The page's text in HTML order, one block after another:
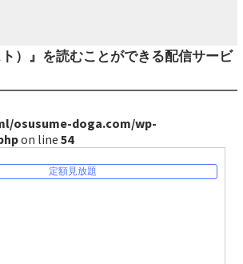
）』を読むことができる配信サービ
osusume-doga.com/wp-
on line 54